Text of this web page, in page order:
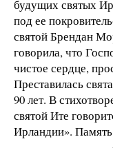
будущих святых
под ее
святой Брендан
говорила, что
чистое сердце,
Преставилась
90 лет. В
святой Ите
Ирландии».